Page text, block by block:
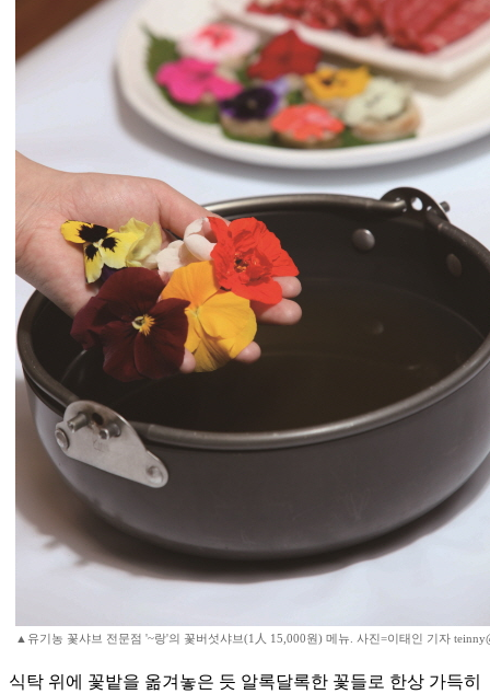
▲유기농 꽃샤브 전문점 '~랑'의 꽃버섯샤브(1人 15,000원) 메뉴. 사진=이태인 기자
식탁 위에 꽃밭을 옮겨놓은 듯 알록달록한 꽃들로 한상 가득히